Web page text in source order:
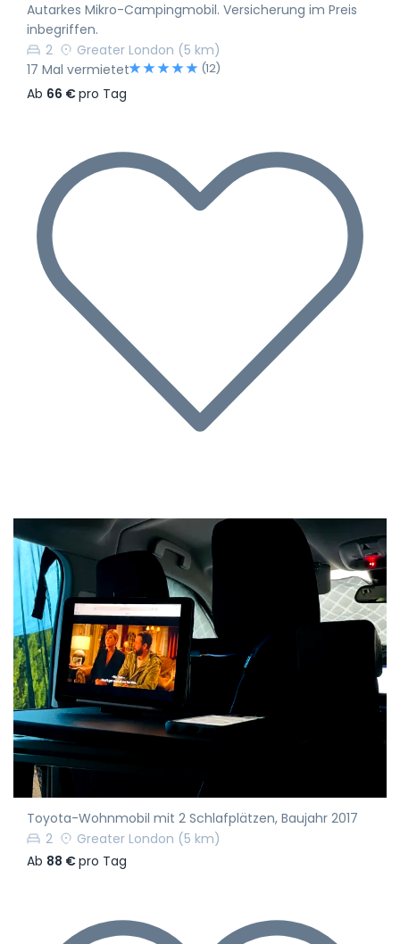
Autarkes Mikro-Campingmobil. Versicherung im Preis
inbegriffen.
2
Greater London (5 km)
17 Mal vermietet
(12)
Ab 66 €pro Tag
Toyota-Wohnmobil mit 2 Schlafplätzen, Baujahr 2017
2
Greater London (5 km)
Ab 88 €pro Tag